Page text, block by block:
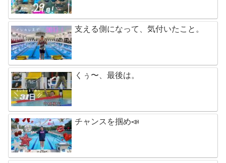
支える側になって、気付いたこと。
くぅ〜、最後は。
チャンスを掴め📣